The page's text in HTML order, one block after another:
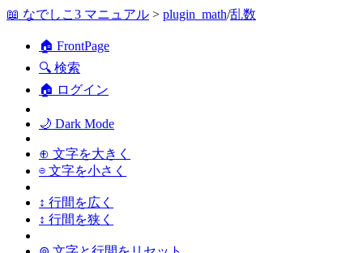
📖 なでしこ3 マニュアル > plugin_math/乱数
🏠 FrontPage
🔍 検索
🏠 ログイン
🌙 Dark Mode
⊕ 文字を大きく
⊖ 文字を小さく
↕ 行間を広く
↕ 行間を狭く